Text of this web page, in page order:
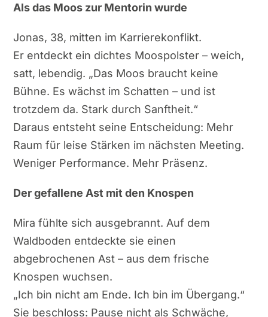
Als das Moos zur Mentorin wurde
Jonas, 38, mitten im Karrierekonflikt.
Er entdeckt ein dichtes Moospolster – weich,
satt, lebendig. „Das Moos braucht keine
Bühne. Es wächst im Schatten – und ist
trotzdem da. Stark durch Sanftheit.“
Daraus entsteht seine Entscheidung: Mehr
Raum für leise Stärken im nächsten Meeting.
Weniger Performance. Mehr Präsenz.
Der gefallene Ast mit den Knospen
Mira fühlte sich ausgebrannt. Auf dem
Waldboden entdeckte sie einen
abgebrochenen Ast – aus dem frische
Knospen wuchsen.
„Ich bin nicht am Ende. Ich bin im Übergang.“
Sie beschloss: Pause nicht als Schwäche,